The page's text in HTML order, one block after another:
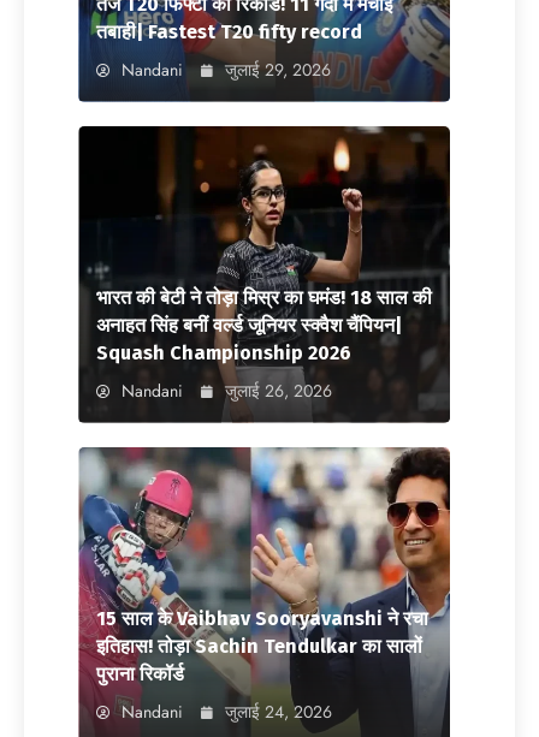
तबाही| Fastest T20 fifty record
Nandani जुलाई 29, 2026
भारत की बेटी ने तोड़ा मिस्र का घमंड! 18 साल की
अनाहत सिंह बनीं वर्ल्ड जूनियर स्क्वैश चैंपियन|
Squash Championship 2026
Nandani जुलाई 26, 2026
15 साल के Vaibhav Sooryavanshi ने रचा
इतिहास! तोड़ा Sachin Tendulkar का सालों
पुराना रिकॉर्ड
Nandani जुलाई 24, 2026